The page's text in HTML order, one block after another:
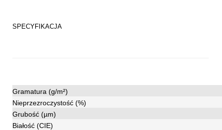
SPECYFIKACJA
Gramatura (g/m²)
Nieprzezroczystość (%)
Grubość (µm)
Białość (CIE)